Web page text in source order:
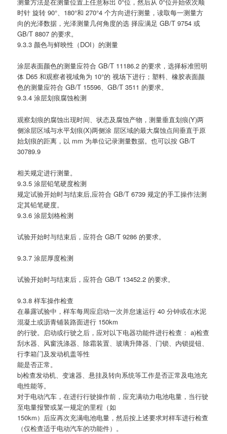
时针 旋转 90°、180°和 270°4 个方向进行测量，读取每一测量方
向的光泽数据，光泽测量几何角度的选 择应满足 GB/T 9754 或
GB/T 8807 的要求。
9.3.3 颜色与鲜映性（DOI）的测量
涂层表面颜色的测量应符合 GB/T 11186.2 的要求，选择标准照明
体 D65 和观察者视域角为 10°的 视场下进行；塑料、橡胶表面颜
色的测量应符合 GB/T 15596、GB/T 3511 的要求。
9.3.4 涂层划痕腐蚀检测
观察划痕的腐蚀出现时间、状态及腐蚀产物，测量垂直划痕(Y)两
侧涂层区域与水平划痕(X)两侧涂 层区域的最大腐蚀点间垂直于原
始划痕的距离，以 mm 为单位记录测量数据。也可以按 GB/T
30789.9
相关规定进行测量。
9.3.5 涂层铅笔硬度检测
规定试验开始时与结束后,应符合 GB/T 6739 规定的手工操作法测
定其铅笔硬度。
9.3.6 涂层划格检测
试验开始时与结束后，应符合 GB/T 9286 的要求。
9.3.7 涂层厚度检测
试验开始时与结束后，应符合 GB/T 13452.2 的要求。
9.3.8 样车操作检查
在暴露试验中，样车每周应启动一次并怠速运行 40 分钟或在水泥
混凝土或沥青铺装路面进行 150km
的行驶。启动或行驶之后，应对以下电器功能件进行检查： a)检查
刮水器、风窗洗涤器、除霜装置、玻璃升降器、门锁、内锁提钮、
行李箱门及发动机盖等性
能是否正常。
b)检查发动机、变速器、悬挂及转向系统等工作是否正常及电池充
电性能等。
对于电动汽车，在进行行驶操作前，应充满动力电池电量，当行驶
至电量报警或某一规定的里程（如
150km）后应再次充满电池电量，然后按上述要求对样车进行检查
（仅检查适于电动汽车的功能件）。